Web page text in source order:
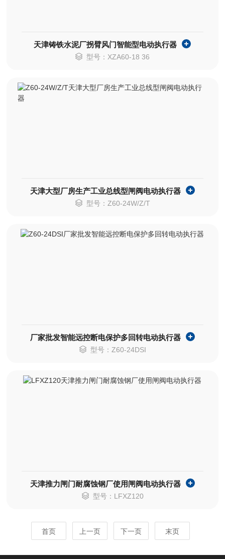
天津铸铁水泥厂拐臂风门智能型电动执行器
型号：XZA60-18 36
天津大型厂房生产工业总线型闸阀电动执行器
型号：Z60-24W/Z/T
厂家批发智能远控断电保护多回转电动执行器
型号：Z60-24DSI
天津推力闸门耐腐蚀钢厂使用闸阀电动执行器
型号：LFXZ120
首页 上一页 下一页 末页